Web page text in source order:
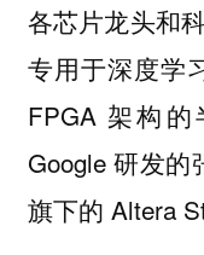
各芯片龙头和
专用于深度学
FPGA 架构
Google 研发
旗下的 Altera